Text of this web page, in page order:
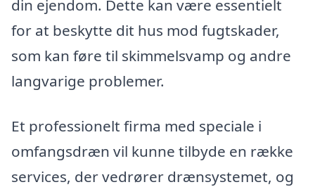
din ejendom. Dette kan være essentielt
for at beskytte dit hus mod fugtskader,
som kan føre til skimmelsvamp og andre
langvarige problemer.
Et professionelt firma med speciale i
omfangsdræn vil kunne tilbyde en række
services, der vedrører drænsystemet, og